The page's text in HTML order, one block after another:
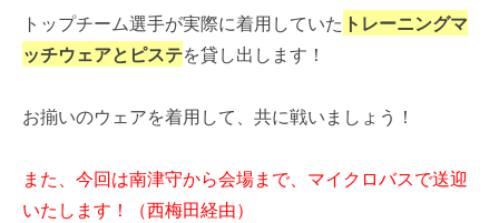
トップチーム選手が実際に着用していた トレーニングマ
ッチウェアとピステを貸し出します！
お揃いのウェアを着用して、共に戦いましょう！
また、今回は南津守から会場まで、マイクロバスで送迎
いたします！（西梅田経由）